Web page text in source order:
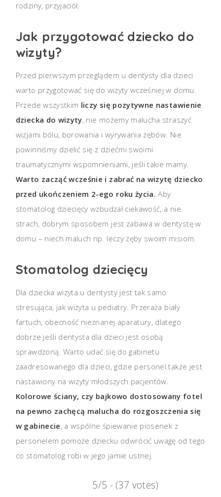
rodziny, przyjaciół.
Jak przygotować dziecko do
wizyty?
Przed pierwszym przeglądem u dentysty dla dzieci
warto przygotować się do wizyty wcześniej w domu.
Przede wszystkim liczy się pozytywne nastawienie
dziecka do wizyty, nie możemy malucha straszyć
wizjami bólu, borowania i wyrywania zębów. Nie
powinniśmy dzielić się z dziećmi swoimi
traumatycznymi wspomnieniami, jeśli takie mamy.
Warto zacząć wcześnie i zabrać na wizytę dziecko
przed ukończeniem 2-ego roku życia. Aby
stomatolog dziecięcy wzbudzał ciekawość, a nie
strach, dobrym sposobem jest zabawa w dentystę w
domu – niech maluch np. leczy zęby swoim misiom.
Stomatolog dziecięcy
Dla dziecka wizyta u dentysty jest tak samo
stresująca, jak wizyta u pediatry. Przeraża biały
fartuch, obecność nieznanej aparatury, dlatego
dobrze jeśli dentysta dla dzieci jest osobą
sprawdzoną. Warto udać się do gabinetu
zaadresowanego dla dzieci, gdzie personel także jest
nastawiony na wizyty młodszych pacjentów.
Kolorowe ściany, czy bajkowo dostosowany fotel
na pewno zachęcą malucha do rozgoszczenia się
w gabinecie, a wspólne śpiewanie piosenek z
personelem pomoże dziecku odwrócić uwagę od tego
co stomatolog robi w jego jamie ustnej.
5/5 - (37 votes)